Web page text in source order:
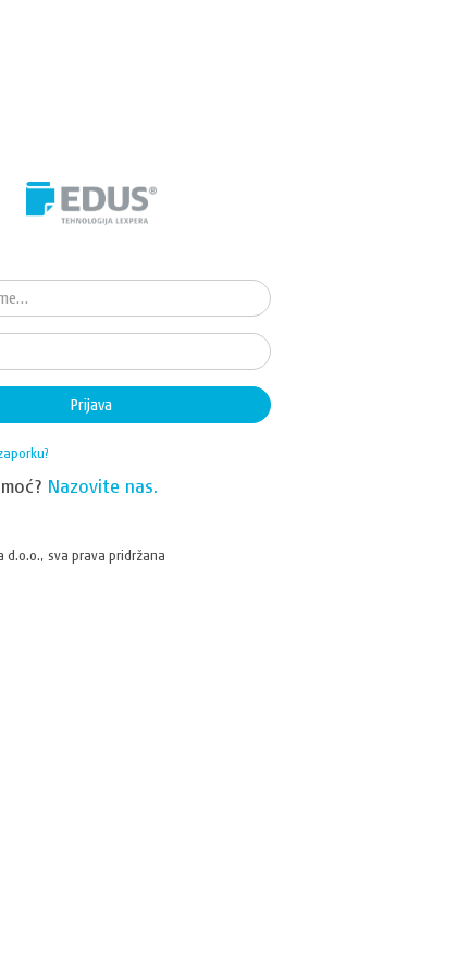
Prijava
Nazovite nas.
d.o.o., sva prava pridržana